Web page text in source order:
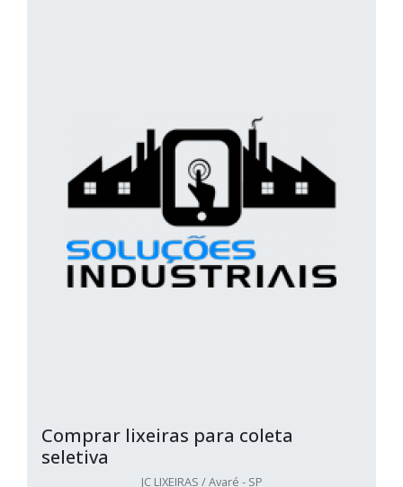
Comprar lixeiras para coleta
seletiva
JC LIXEIRAS / Avaré - SP